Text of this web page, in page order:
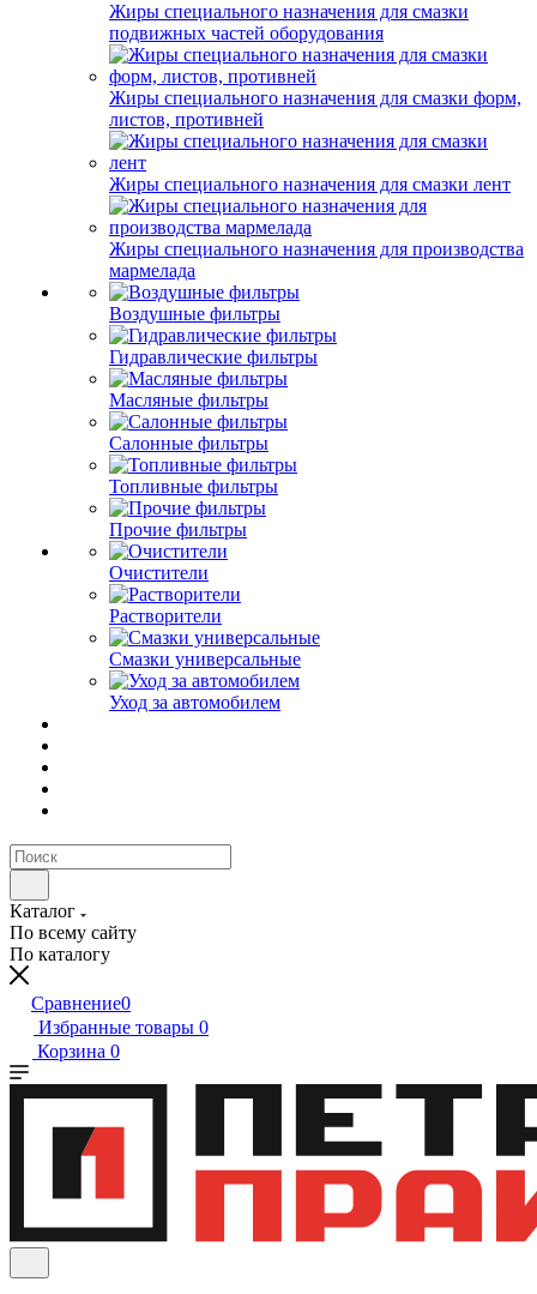
Жиры специального назначения для смазки
подвижных частей оборудования
Жиры специального назначения для смазки форм,
листов, противней
Жиры специального назначения для смазки лент
Жиры специального назначения для производства
мармелада
Воздушные фильтры
Гидравлические фильтры
Масляные фильтры
Салонные фильтры
Топливные фильтры
Прочие фильтры
Очистители
Растворители
Смазки универсальные
Уход за автомобилем
Каталог
По всему сайту
По каталогу
Сравнение0
Избранные товары 0
Корзина 0